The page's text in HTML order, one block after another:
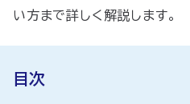
い方まで詳しく解説します。
目次